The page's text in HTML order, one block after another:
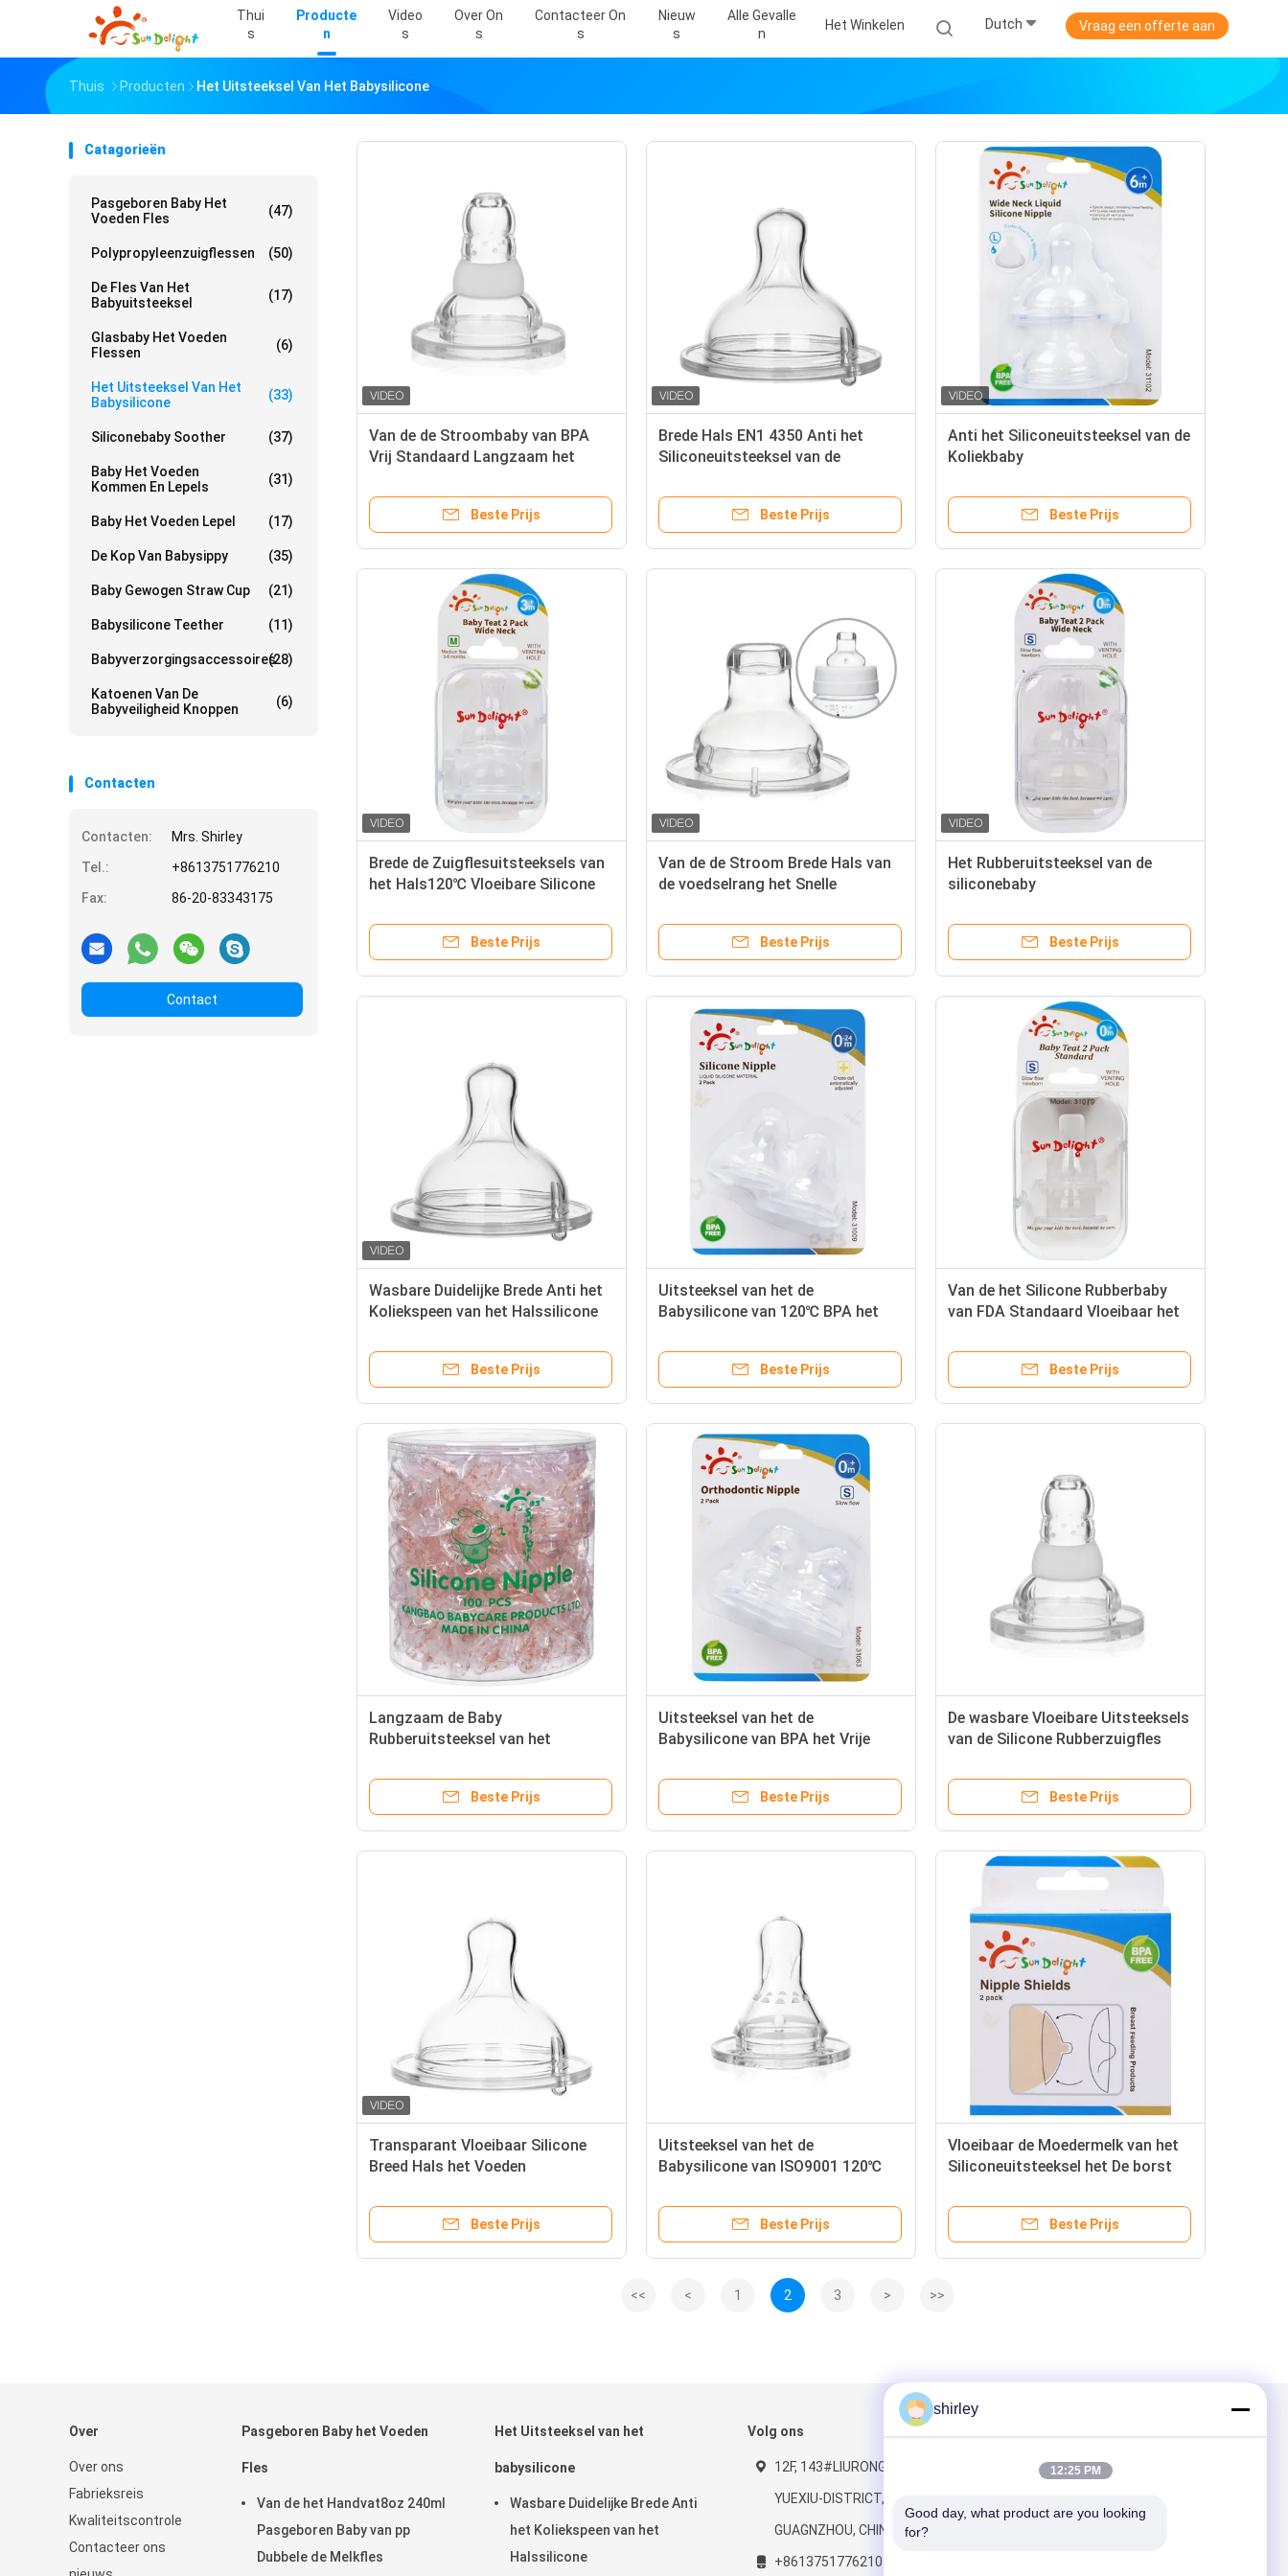
Thui
S
Producte
N
Video
S
Over On
S
Contacteer On
S
Nieuw
S
Alle Gevalle
N
Het Winkelen Dutch Vraag een offerte aan
Thuis Producten Het Uitsteeksel Van Het Babysilicone
Catagorieën
Pasgeboren Baby Het
Voeden Fles
(47)
Polypropyleenzuigflessen (50)
De Fles Van Het
Babyuitsteeksel
(17)
Glasbaby Het Voeden
Flessen
(6)
Het Uitsteeksel Van Het
Babysilicone
(33)
Siliconebaby Soother (37)
Baby Het Voeden
Kommen En Lepels
(31)
Baby Het Voeden Lepel (17)
De Kop Van Babysippy (35)
Baby Gewogen Straw Cup (21)
Babysilicone Teether (11)
Babyverzorgingsaccessoires(28)
Katoenen Van De
Babyveiligheid Knoppen
(6)
Contacten
Contacten:
Mrs. Shirley
Tel.:
+8613751776210
Fax:
86-20-83343175
Contact
Van de de Stroombaby van BPA
Vrij Standaard Langzaam het
Beste Prijs
Brede Hals EN1 4350 Anti het
Siliconeuitsteeksel van de
Beste Prijs
Anti het Siliconeuitsteeksel van de
Koliekbaby
Beste Prijs
Brede de Zuigflesuitsteeksels van
het Hals120℃ Vloeibare Silicone
Beste Prijs
Van de de Stroom Brede Hals van
de voedselrang het Snelle
Babysilicone Rubber
Beste Prijs
Het Rubberuitsteeksel van de
siliconebaby
Beste Prijs
Wasbare Duidelijke Brede Anti het
Koliekspeen van het Halssilicone
Beste Prijs
Uitsteeksel van het de
Babysilicone van 120℃ BPA het
Beste Prijs
Van de het Silicone Rubberbaby
van FDA Standaard Vloeibaar het
Beste Prijs
Langzaam de Baby
Rubberuitsteeksel van het
Silicone
Beste Prijs
Uitsteeksel van het de
Babysilicone van BPA het Vrije
Beste Prijs
De wasbare Vloeibare Uitsteeksels
van de Silicone Rubberzuigfles
Beste Prijs
Transparant Vloeibaar Silicone
Breed Hals het Voeden
Beste Prijs
Uitsteeksel van het de
Babysilicone van ISO9001 120℃
Beste Prijs
Vloeibaar de Moedermelk van het
Siliconeuitsteeksel het De borst
Beste Prijs
<< < 1 2 3 > >>
Over
Over ons
Fabrieksreis
Kwaliteitscontrole
Contacteer ons
Pasgeboren Baby het Voeden
Fles
Van de het Handvat8oz 240ml
Pasgeboren Baby van pp
Dubbele de Melkfles
Het Uitsteeksel van het
babysilicone
Wasbare Duidelijke Brede Anti
het Koliekspeen van het
Halssilicone
Volg ons
12F, 143#LIURONG-WEG,
YUEXIU-DISTRICT,
GUAGNZHOU, CHINA
+8613751776210
shirley
12:25 PM
Good day, what product are you looking
for?